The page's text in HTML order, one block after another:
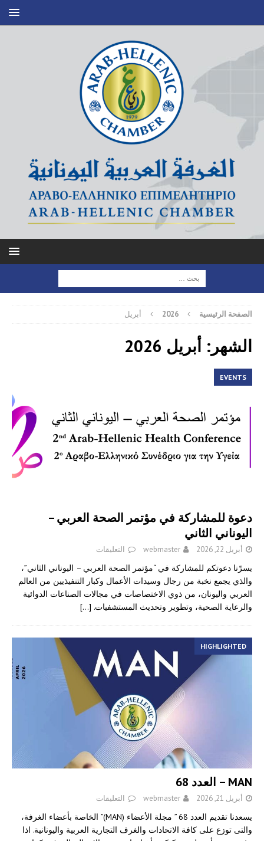
الصفحة الرئيسية 2026 أبريل
الشهر: أبريل 2026
EVENTS
دعوة للمشاركة في مؤتمر الصحة العربي –
اليوناني الثاني
أبريل 22, 2026 webmaster التعليقات
يسرّنا دعوتكم للمشاركة في “مؤتمر الصحة العربي – اليوناني الثاني”،
والذي يجمع نخبة من رجال وسيدات الأعمال وكبار التنفيذيين من العالم
العربي واليونان، من ذوي الاختصاصات في مجالات الصناعات الدوائية
والرعاية الصحية، وتطوير وتحديث المستشفيات. […]
HIGHLIGHTED
MAN – العدد 68
أبريل 21, 2026 webmaster التعليقات
يسعدنا تقديم العدد 68 ” مجلة الأعضاء (MAN)” الخاصة بأعضاء الغرفة،
والتى توزع على كافة الاتحادات والغرف التجارية العربية واليونانية. اذا